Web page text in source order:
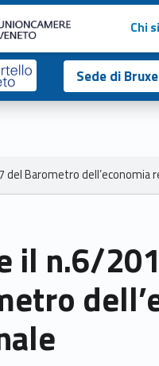
Unioncamere del Veneto
Chi
Sede di
del Barometro dell’economia
il n.6/